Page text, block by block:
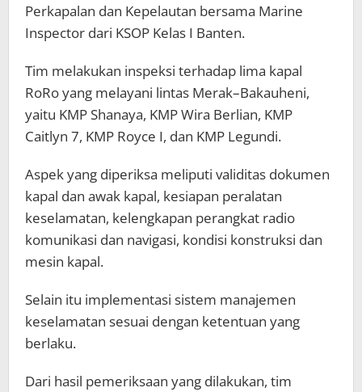
Perkapalan dan Kepelautan bersama Marine
Inspector dari KSOP Kelas I Banten.
Tim melakukan inspeksi terhadap lima kapal
RoRo yang melayani lintas Merak–Bakauheni,
yaitu KMP Shanaya, KMP Wira Berlian, KMP
Caitlyn 7, KMP Royce I, dan KMP Legundi.
Aspek yang diperiksa meliputi validitas dokumen
kapal dan awak kapal, kesiapan peralatan
keselamatan, kelengkapan perangkat radio
komunikasi dan navigasi, kondisi konstruksi dan
mesin kapal.
Selain itu implementasi sistem manajemen
keselamatan sesuai dengan ketentuan yang
berlaku.
Dari hasil pemeriksaan yang dilakukan, tim